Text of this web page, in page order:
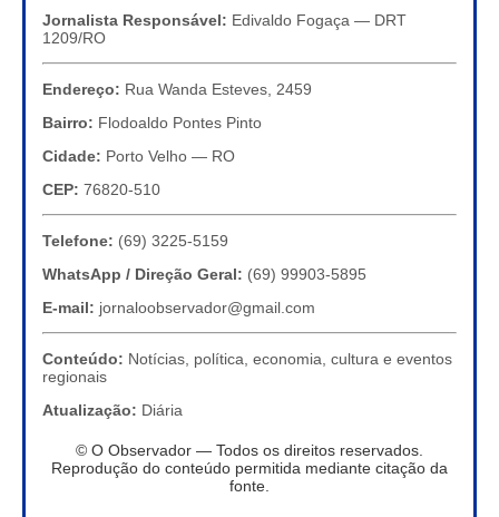
Jornalista Responsável: Edivaldo Fogaça — DRT
1209/RO
Endereço: Rua Wanda Esteves, 2459
Bairro: Flodoaldo Pontes Pinto
Cidade: Porto Velho — RO
CEP: 76820-510
Telefone: (69) 3225-5159
WhatsApp / Direção Geral: (69) 99903-5895
E-mail: jornaloobservador@gmail.com
Conteúdo: Notícias, política, economia, cultura e eventos
regionais
Atualização: Diária
© O Observador — Todos os direitos reservados.
Reprodução do conteúdo permitida mediante citação da
fonte.